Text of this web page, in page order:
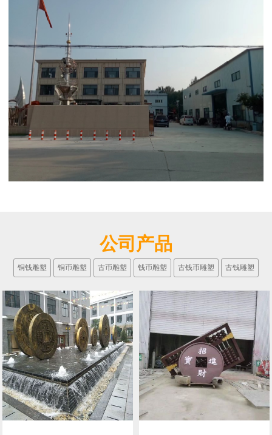
公司产品
铜钱雕塑 铜币雕塑 古币雕塑 钱币雕塑 古钱币雕塑 古钱雕塑